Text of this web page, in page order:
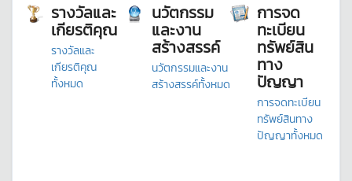
รางวัลและ
เกียรติคุณ
รางวัลและ
เกียรติคุณ
ทั้งหมด
นวัตกรรม
และงาน
สร้างสรรค์
นวัตกรรมและงาน
สร้างสรรค์ทั้งหมด
การจด
ทะเบียน
ทรัพย์สิน
ทาง
ปัญญา
การจดทะเบียน
ทรัพย์สินทาง
ปัญญาทั้งหมด